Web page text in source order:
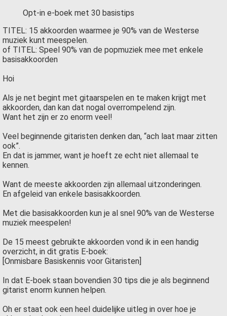
Opt-in e-boek met 30 basistips
TITEL: 15 akkoorden waarmee je 90% van de Westerse
muziek kunt meespelen.
of TITEL: Speel 90% van de popmuziek mee met enkele
basisakkoorden
Hoi
Als je net begint met gitaarspelen en te maken krijgt met
akkoorden, dan kan dat nogal overrompelend zijn.
Want het zijn er zo enorm veel!
Veel beginnende gitaristen denken dan, “ach laat maar zitten
ook”.
En dat is jammer, want je hoeft ze echt niet allemaal te
kennen.
Want de meeste akkoorden zijn allemaal uitzonderingen.
En afgeleid van enkele basisakkoorden.
Met die basisakkoorden kun je al snel 90% van de Westerse
muziek meespelen!
De 15 meest gebruikte akkoorden vond ik in een handig
overzicht, in dit gratis E-boek:
[Onmisbare Basiskennis voor Gitaristen]
In dat E-boek staan bovendien 30 tips die je als beginnend
gitarist enorm kunnen helpen.
Oh er staat ook een heel duidelijke uitleg in over hoe je